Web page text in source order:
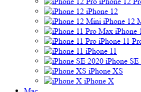
iPhone 12
iPhone 12
iPhone
iPhone 11
iPhone 11
iPhone
iPhone XS
iPhone X